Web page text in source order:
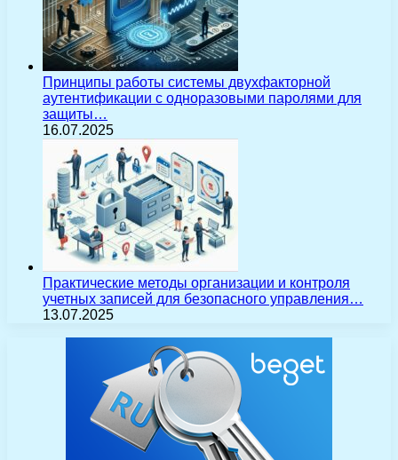
Принципы работы системы двухфакторной
аутентификации с одноразовыми паролями для
защиты…
16.07.2025
Практические методы организации и контроля
учетных записей для безопасного управления…
13.07.2025